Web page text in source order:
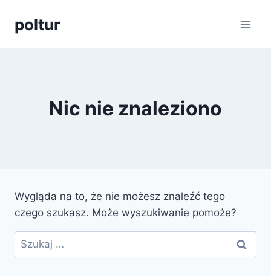
poltur
Nic nie znaleziono
Wygląda na to, że nie możesz znaleźć tego
czego szukasz. Może wyszukiwanie pomoże?
Szukaj: